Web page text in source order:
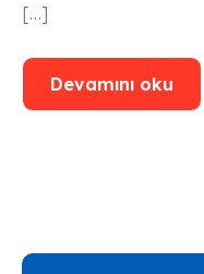
[…]
Devamını oku